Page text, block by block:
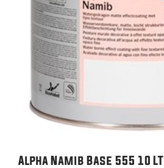
Alpha Namib Base 555 10 LT